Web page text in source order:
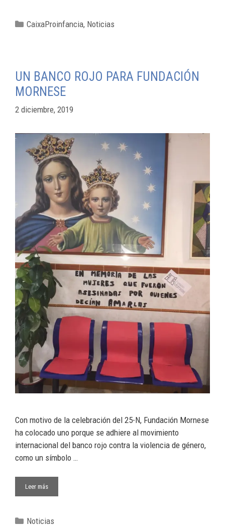
CaixaProinfancia, Noticias
UN BANCO ROJO PARA FUNDACIÓN
MORNESE
2 diciembre, 2019
Con motivo de la celebración del 25-N, Fundación Mornese
ha colocado uno porque se adhiere al movimiento
internacional del banco rojo contra la violencia de género,
como un símbolo …
Leer más
Noticias